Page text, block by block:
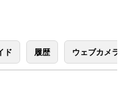
ド 履歴 ウェブカメラ